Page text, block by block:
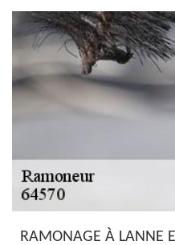
RAMONAGE À LANNE